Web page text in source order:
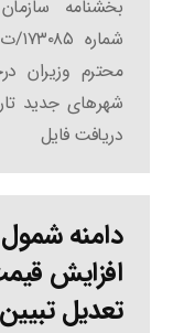
بخشنامه
دریافت فایل
دامنه
افزایش
تعدیل